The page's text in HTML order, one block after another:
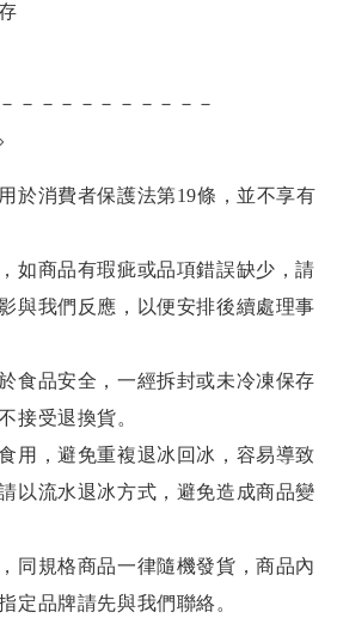
－－－－－－－－－－
於消費者保護法第19條，並不享有
如商品有瑕疵或品項錯誤缺少，請
與我們反應，以便安排後續處理事
食品安全，一經拆封或未冷凍保存
接受退換貨。
用，避免重複退冰回冰，容易導致
以流水退冰方式，避免造成商品變
同規格商品一律隨機發貨，商品內
定品牌請先與我們聯絡。